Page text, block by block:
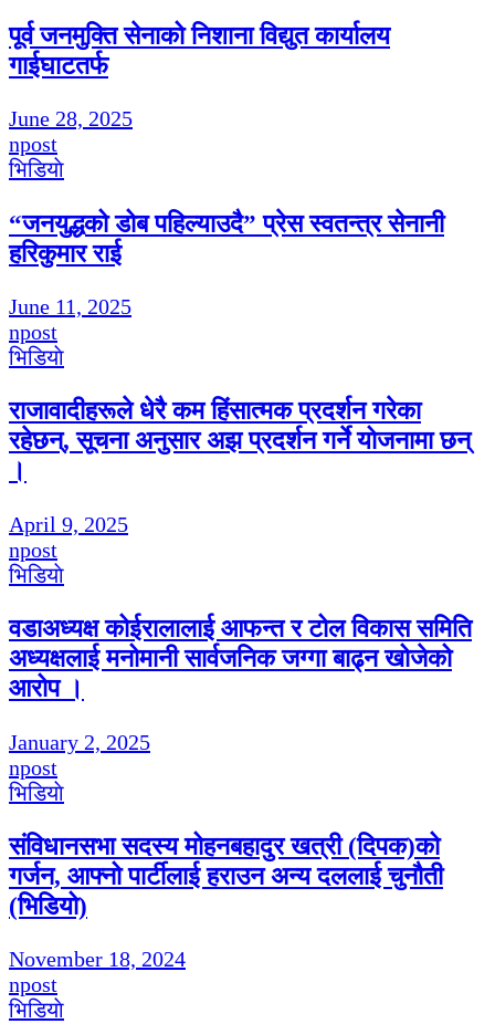
पूर्व जनमुक्ति सेनाको निशाना विद्युत कार्यालय
गाईघाटतर्फ
June 28, 2025
npost
भिडियाे
“जनयुद्धको डोब पहिल्याउदै” प्रेस स्वतन्त्र सेनानी
हरिकुमार राई
June 11, 2025
npost
भिडियाे
राजावादीहरूले धेरै कम हिंसात्मक प्रदर्शन गरेका
रहेछन्, सूचना अनुसार अझ प्रदर्शन गर्ने योजनामा छन्
।
April 9, 2025
npost
भिडियाे
वडाअध्यक्ष कोईरालालाई आफन्त र टोल विकास समिति
अध्यक्षलाई मनोमानी सार्वजनिक जग्गा बाढ्न खोजेको
आरोप ।
January 2, 2025
npost
भिडियाे
संविधानसभा सदस्य मोहनबहादुर खत्री (दिपक)को
गर्जन, आफ्नो पार्टीलाई हराउन अन्य दललाई चुनौती
(भिडियो)
November 18, 2024
npost
भिडियाे